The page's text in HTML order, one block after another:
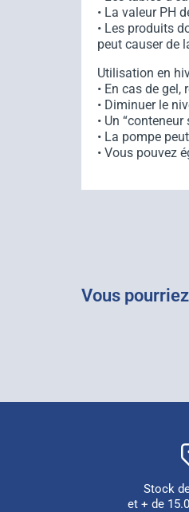
• La valeur PH
• Les produits
peut causer de
Utilisation en
• En cas de
• Diminuer le
• Un
• La pompe
• Vous pouvez
Vous
Stock
et + de